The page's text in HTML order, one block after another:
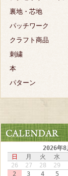
裏地・芯地
パッチワーク
クラフト商品
刺繍
本
パターン